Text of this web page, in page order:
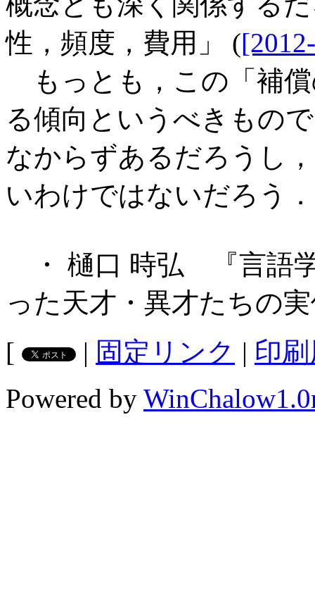
性，頻度，費用」 (
もっとも，この「補
る傾向というべきもの
なからずあるだろうし
いわけではないだろう．
・ 樋口 時弘 『言語
った天才・異才たちの
[
| 固定リンク | 印
Powered by